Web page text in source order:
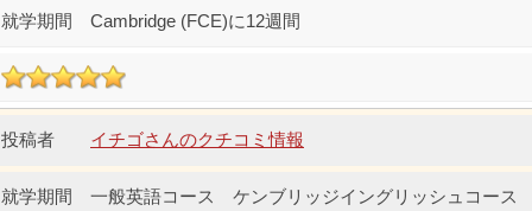
Cambridge (FCE)に12週間
イチゴさんのクチコミ情報
一般英語コース ケンブリッジイングリッシュコース